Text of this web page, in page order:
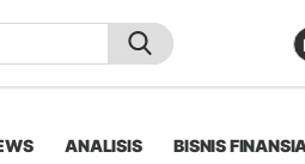
ANALISIS BISNIS